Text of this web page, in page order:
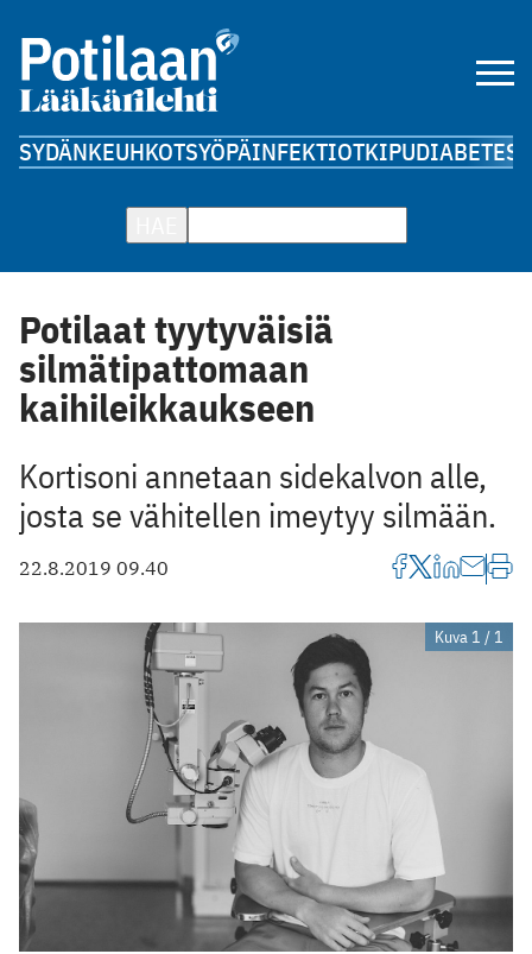
SYDÄNKEUHKOTSYÖPÄINFEKTIOTKIPUDIABETES
Potilaat tyytyväisiä
silmätipattomaan
kaihileikkaukseen
Kortisoni annetaan sidekalvon alle,
josta se vähitellen imeytyy silmään.
22.8.2019 09.40
Kuva 1 / 1